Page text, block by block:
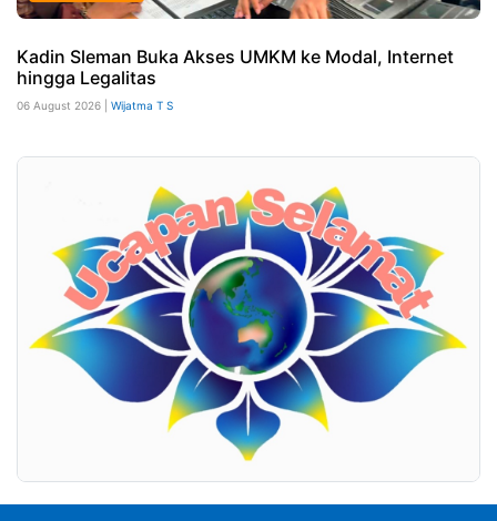
Kadin Sleman Buka Akses UMKM ke Modal, Internet
hingga Legalitas
06 August 2026 | Wijatma T S